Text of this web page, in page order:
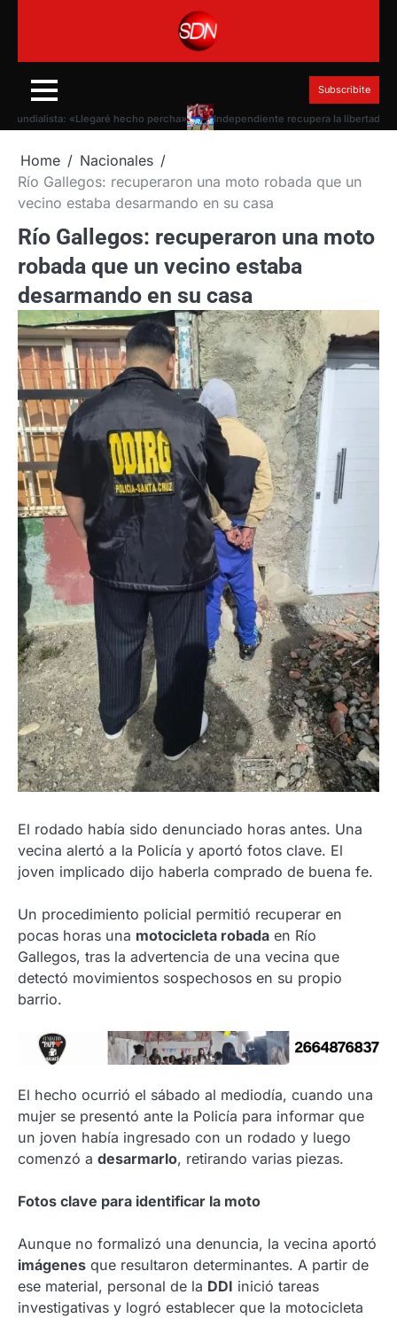
Subscribite
«Llegaré hecho percha» Independiente recupera la libertad de
Home
Nacionales
Río Gallegos: recuperaron una moto robada que un
vecino estaba desarmando en su casa
Río Gallegos: recuperaron una moto
robada que un vecino estaba
desarmando en su casa
El rodado había sido denunciado horas antes. Una
vecina alertó a la Policía y aportó fotos clave. El
joven implicado dijo haberla comprado de buena fe.
Un procedimiento policial permitió recuperar en
pocas horas una motocicleta robada en Río
Gallegos, tras la advertencia de una vecina que
detectó movimientos sospechosos en su propio
barrio.
El hecho ocurrió el sábado al mediodía, cuando una
mujer se presentó ante la Policía para informar que
un joven había ingresado con un rodado y luego
comenzó a desarmarlo, retirando varias piezas.
Fotos clave para identificar la moto
Aunque no formalizó una denuncia, la vecina aportó
imágenes que resultaron determinantes. A partir de
ese material, personal de la DDI inició tareas
investigativas y logró establecer que la motocicleta